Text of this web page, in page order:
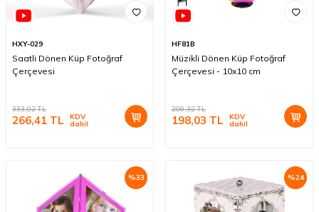
HXY-029
Saatli Dönen Küp Fotoğraf
Çerçevesi
333,02TL
266,41 TL KDV
dahil
HF81B
Müzikli Dönen Küp Fotoğraf
Çerçevesi - 10x10 cm
209,32TL
198,03 TL KDV
dahil
%33 %24